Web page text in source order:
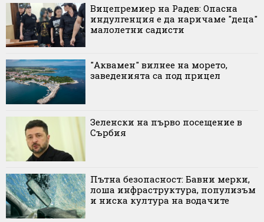
Вицепремиер на Радев: Опасна
индулгенция е да наричаме "деца"
малолетни садисти
"Аквамен" вилнее на морето,
заведенията са под прицел
Зеленски на първо посещение в
Сърбия
Пътна безопасност: Бавни мерки,
лоша инфраструктура, популизъм
и ниска култура на водачите